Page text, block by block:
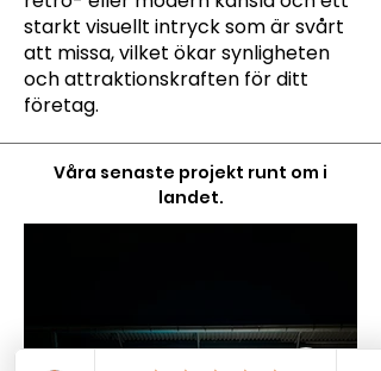
starkt visuellt intryck som är svårt
att missa, vilket ökar synligheten
och attraktionskraften för ditt
företag.
Våra senaste projekt runt om i
landet.